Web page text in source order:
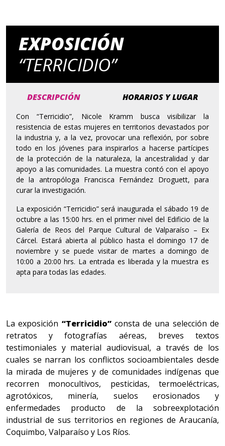
EXPOSICIÓN
“TERRICIDIO”
DESCRIPCIÓN HORARIOS Y LUGAR
Con “Terricidio”, Nicole Kramm busca visibilizar la
resistencia de estas mujeres en territorios devastados por
la industria y, a la vez, provocar una reflexión, por sobre
todo en los jóvenes para inspirarlos a hacerse partícipes
de la protección de la naturaleza, la ancestralidad y dar
apoyo a las comunidades. La muestra contó con el apoyo
de la antropóloga Francisca Fernández Droguett, para
curar la investigación.
La exposición “Terricidio” será inaugurada el sábado 19 de
octubre a las 15:00 hrs. en el primer nivel del Edificio de la
Galería de Reos del Parque Cultural de Valparaíso – Ex
Cárcel. Estará abierta al público hasta el domingo 17 de
noviembre y se puede visitar de martes a domingo de
10:00 a 20:00 hrs. La entrada es liberada y la muestra es
apta para todas las edades.
La exposición “Terricidio”consta de una selección de
retratos y fotografías aéreas, breves textos
testimoniales y material audiovisual, a través de los
cuales se narran los conflictos socioambientales desde
la mirada de mujeres y de comunidades indígenas que
recorren monocultivos, pesticidas, termoeléctricas,
agrotóxicos, minería, suelos erosionados y
enfermedades producto de la sobreexplotación
industrial de sus territorios en regiones de Araucanía,
Coquimbo, Valparaíso y Los Ríos.